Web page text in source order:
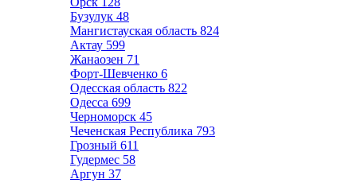
Бузулук 48
Мангистауская область 824
Актау 599
Жанаозен 71
Форт-Шевченко 6
Одесская область 822
Одесса 699
Черноморск 45
Чеченская Республика 793
Грозный 611
Гудермес 58
Аргун 37